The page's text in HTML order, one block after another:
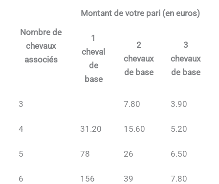
Nombre de
chevaux
associés
Montant de votre pari (en euros)
1
cheval
de
base
2
chevaux
de base
3
chevaux
de base
3 7.80 3.90
4 31.20 15.60 5.20
5 78 26 6.50
6 156 39 7.80